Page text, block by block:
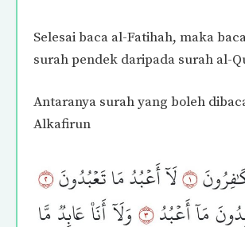
Selesai baca al-Fatihah, maka
surah pendek daripada surah al-
Antaranya surah yang boleh
Alkafirun